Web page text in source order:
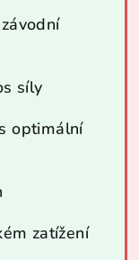
síly
optimální
zatížení